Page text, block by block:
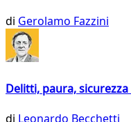
di Gerolamo Fazzini
Delitti, paura,
di Leonardo Becchetti